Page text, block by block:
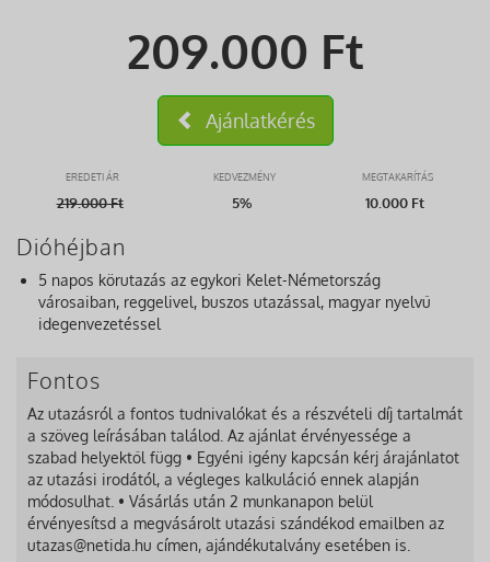
209.000 Ft
Ajánlatkérés
EREDETI ÁR KEDVEZMÉNY MEGTAKARÍTÁS
219.000Ft 5% 10.000 Ft
Dióhéjban
5 napos körutazás az egykori Kelet-Németország
városaiban, reggelivel, buszos utazással, magyar nyelvű
idegenvezetéssel
Fontos
Az utazásról a fontos tudnivalókat és a részvételi díj tartalmát
a szöveg leírásában találod. Az ajánlat érvényessége a
szabad helyektől függ • Egyéni igény kapcsán kérj árajánlatot
az utazási irodától, a végleges kalkuláció ennek alapján
módosulhat. • Vásárlás után 2 munkanapon belül
érvényesítsd a megvásárolt utazási szándékod emailben az
utazas@netida.hu címen, ajándékutalvány esetében is.